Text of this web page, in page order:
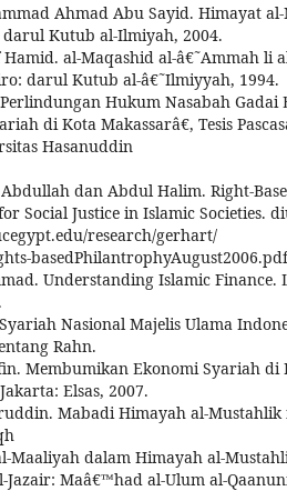
Ahmad Abu Sayid. Himayat
Kutub al-Ilmiyah, 2004.
al-Maqashid al-â€˜Ammah li
darul Kutub al-â€˜Ilmiyyah, 1994.
Hukum Nasabah Gadai
di Kota Makassarâ€, Tesis
Hasanuddin
dan Abdul Halim. Right-
Social Justice in Islamic Societies.
research/gerhart/
Understanding Islamic Finance.
Nasional Majelis Ulama
Rahn.
Membumikan Ekonomi Syariah di
Elsas, 2007.
Mabadi Himayah al-Mustahlik
Maaliyah dalam Himayah al-
Jazair: Maâ€™had al-Ulum al-